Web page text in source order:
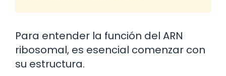
Para entender la función del ARN
ribosomal, es esencial comenzar con
su estructura.